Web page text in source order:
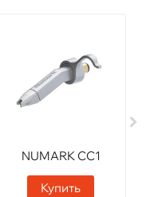
NUMARK CC1
Купить